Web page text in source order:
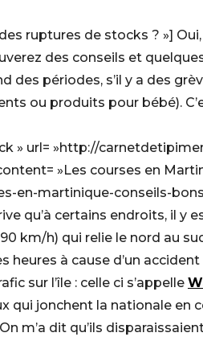
ruptures de stocks ? »]
des conseils et
périodes, s’il y a des
ou produits pour bébé).
» url= »http://
»Les courses en
en-martinique-conseils-
qu’à certains endroits, il y
km/h) qui relie le nord au
heures à cause d’un
sur l’île : celle ci s’appelle
qui jonchent la nationale en
dit qu’ils